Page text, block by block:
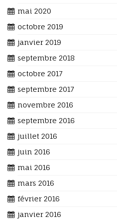
mai 2020
octobre 2019
janvier 2019
septembre 2018
octobre 2017
septembre 2017
novembre 2016
septembre 2016
juillet 2016
juin 2016
mai 2016
mars 2016
février 2016
janvier 2016